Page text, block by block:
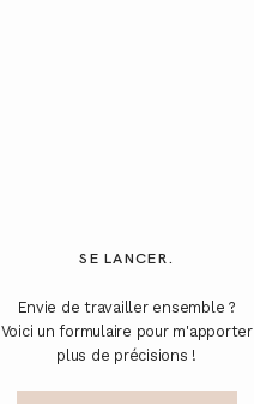
SE LANCER.
Envie de travailler ensemble ?
Voici un formulaire pour m'apporter
plus de précisions !